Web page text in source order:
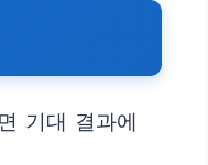
기대 결과에